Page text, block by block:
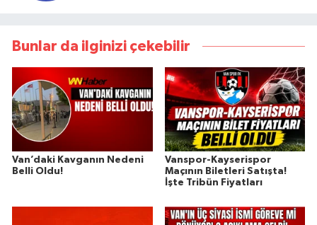
Bunlar da ilginizi çekebilir
Van’daki Kavganın Nedeni
Belli Oldu!
Vanspor-Kayserispor
Maçının Biletleri Satışta!
İşte Tribün Fiyatları